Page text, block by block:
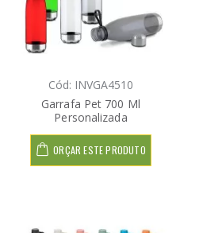
Cód: INVGA4510
Garrafa Pet 700 Ml
Personalizada
ORÇAR ESTE PRODUTO